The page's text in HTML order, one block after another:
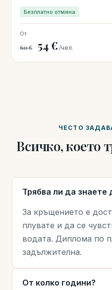
Безплатно отмяна
От
60 € 54 € /чел.
ЧЕСТО
Всичко, което
Трябва ли да знаете
За кръщението е
плувате и да се
водата. Диплома по
задължителна.
От колко години?